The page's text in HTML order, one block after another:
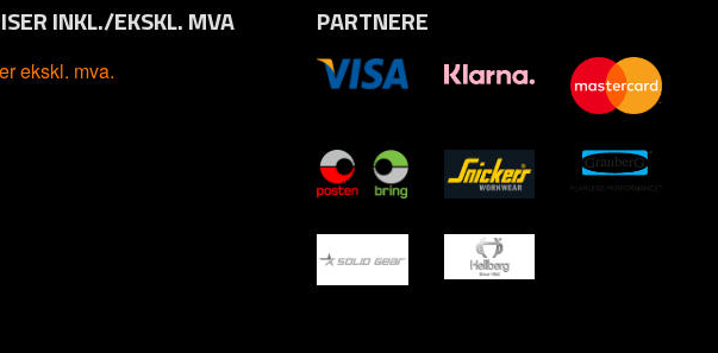
INKL./EKSKL. MVA
ekskl. mva.
PARTNERE